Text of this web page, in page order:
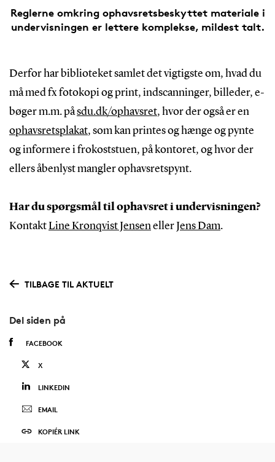
Reglerne omkring ophavsretsbeskyttet materiale i
undervisningen er lettere komplekse, mildest talt.
Derfor har biblioteket samlet det vigtigste om, hvad du
må med fx fotokopi og print, indscanninger, billeder, e-
bøger m.m. på sdu.dk/ophavsret, hvor der også er en
ophavsretsplakat, som kan printes og hænge og pynte
og informere i frokoststuen, på kontoret, og hvor der
ellers åbenlyst mangler ophavsretspynt.
Har du spørgsmål til ophavsret i undervisningen?
KontaktLine Kronqvist Jensen ellerJens Dam.
TILBAGE TIL AKTUELT
Del siden på
FACEBOOK
X
LINKEDIN
EMAIL
KOPIÉR LINK